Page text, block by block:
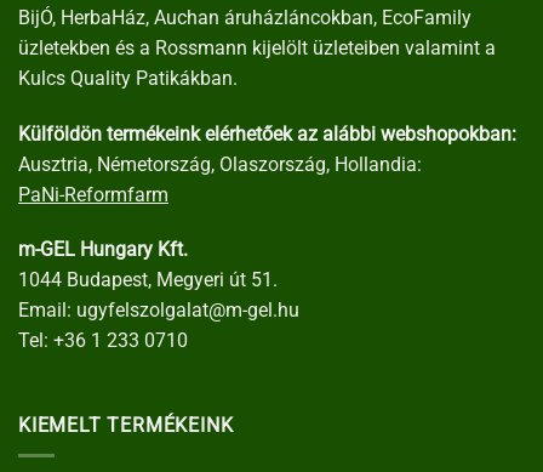
BijÓ, HerbaHáz, Auchan áruházláncokban, EcoFamily
üzletekben és a Rossmann kijelölt üzleteiben valamint a
Kulcs Quality Patikákban.
Külföldön termékeink elérhetőek az alábbi webshopokban:
Ausztria, Németország, Olaszország, Hollandia:
PaNi-Reformfarm
m-GEL Hungary Kft.
1044 Budapest, Megyeri út 51.
Email: ugyfelszolgalat@m-gel.hu
Tel: +36 1 233 0710
KIEMELT TERMÉKEINK